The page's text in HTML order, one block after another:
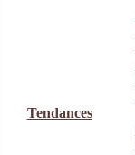
Tendances